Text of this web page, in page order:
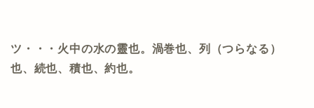
ツ・・・火中の水の靈也。渦巻也、列（つらなる）
也、続也、積也、約也。